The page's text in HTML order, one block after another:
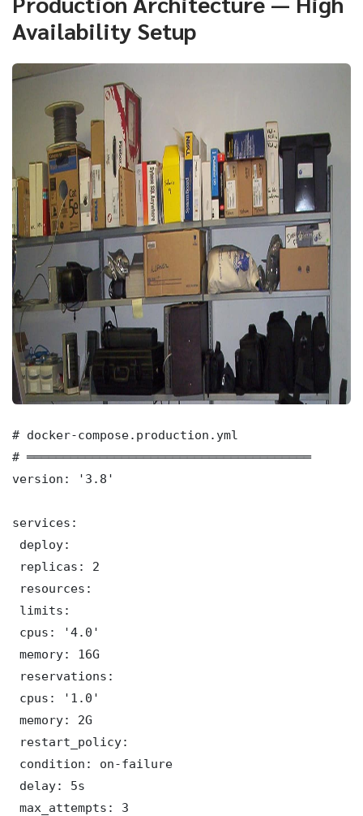
Availability Setup
# docker-compose.production.yml
# ═══════════════════════════════════════
version: '3.8'
services:
deploy:
replicas: 2
resources:
limits:
cpus: '4.0'
memory: 16G
reservations:
cpus: '1.0'
memory: 2G
restart_policy:
condition: on-failure
delay: 5s
max_attempts: 3